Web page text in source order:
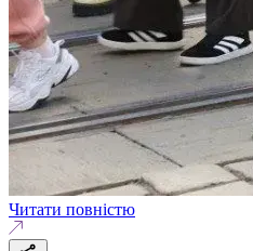
Читати повністю